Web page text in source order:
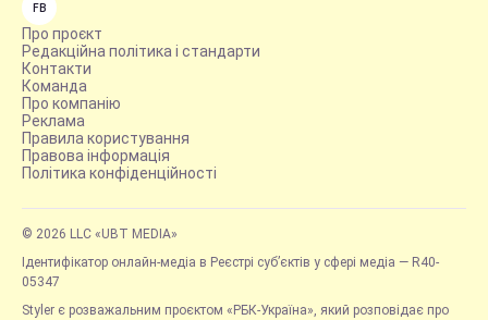
FB
Про проєкт
Редакційна політика і стандарти
Контакти
Команда
Про компанію
Реклама
Правила користування
Правова інформація
Політика конфіденційності
© 2026 LLC «UBT MEDIA»
Ідентифікатор онлайн-медіа в Реєстрі суб’єктів у сфері медіа — R40-
05347
Styler є розважальним проєктом «РБК-Україна», який розповідає про